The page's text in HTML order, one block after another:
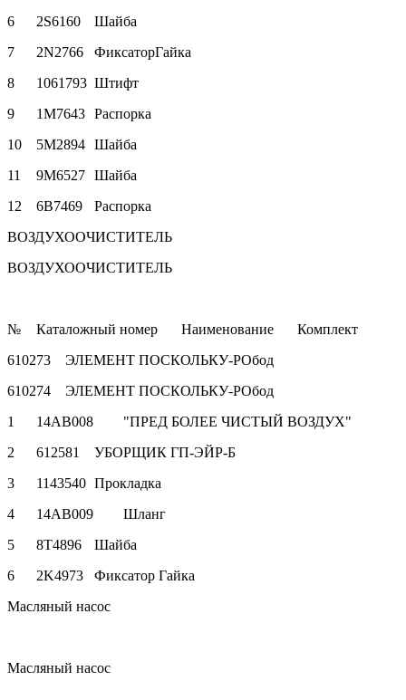
6
2S6160
Шайба
7
2N2766
ФиксаторГайка
8
1061793 Штифт
9
1M7643 Распорка
10
5M2894 Шайба
11
9M6527 Шайба
12
6B7469
Распорка
ВОЗДУХООЧИСТИТЕЛЬ
ВОЗДУХООЧИСТИТЕЛЬ
№ Каталожный номер Наименование
Комплект
610273
ЭЛЕМЕНТ ПОСКОЛЬКУ-PОбод
610274
ЭЛЕМЕНТ ПОСКОЛЬКУ-PОбод
1
14AB008
"ПРЕД БОЛЕЕ ЧИСТЫЙ ВОЗДУХ"
2
612581
УБОРЩИК ГП-ЭЙР-Б
3
1143540 Прокладка
4
14AB009
Шланг
5
8T4896
Шайба
6
2K4973
Фиксатор Гайка
Масляный насос
Масляный насос